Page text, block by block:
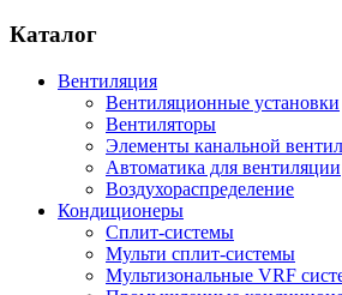
Каталог
Вентиляция
Вентиляционные установки
Вентиляторы
Элементы канальной
Автоматика для вентиляции
Воздухораспределение
Кондиционеры
Сплит-системы
Мульти сплит-системы
Мультизональные VRF